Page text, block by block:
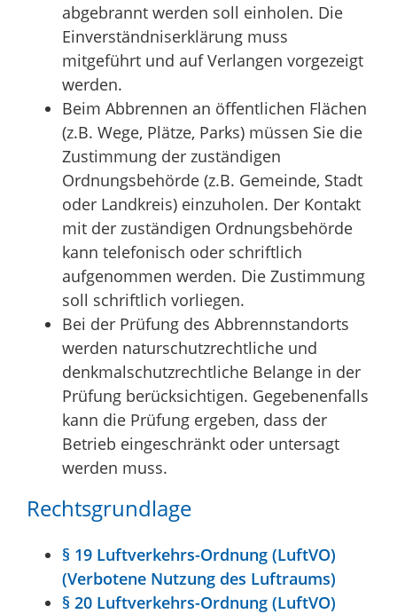
abgebrannt werden soll einholen. Die
Einverständniserklärung muss
mitgeführt und auf Verlangen vorgezeigt
werden.
Beim Abbrennen an öffentlichen Flächen
(z.B. Wege, Plätze, Parks) müssen Sie die
Zustimmung der zuständigen
Ordnungsbehörde (z.B. Gemeinde, Stadt
oder Landkreis) einzuholen. Der Kontakt
mit der zuständigen Ordnungsbehörde
kann telefonisch oder schriftlich
aufgenommen werden. Die Zustimmung
soll schriftlich vorliegen.
Bei der Prüfung des Abbrennstandorts
werden naturschutzrechtliche und
denkmalschutzrechtliche Belange in der
Prüfung berücksichtigen. Gegebenenfalls
kann die Prüfung ergeben, dass der
Betrieb eingeschränkt oder untersagt
werden muss.
Rechtsgrundlage
§ 19 Luftverkehrs-Ordnung (LuftVO)
(Verbotene Nutzung des Luftraums)
§ 20 Luftverkehrs-Ordnung (LuftVO)